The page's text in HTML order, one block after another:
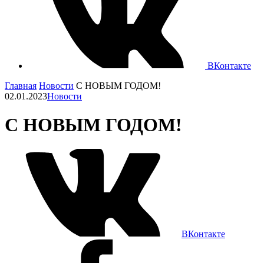
ВКонтакте
Главная Новости С НОВЫМ ГОДОМ!
02.01.2023Новости
С НОВЫМ ГОДОМ!
ВКонтакте